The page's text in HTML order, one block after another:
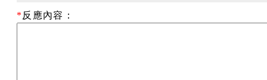
* 反應內容：